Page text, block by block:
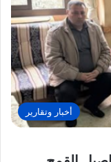
أخبار وتقارير